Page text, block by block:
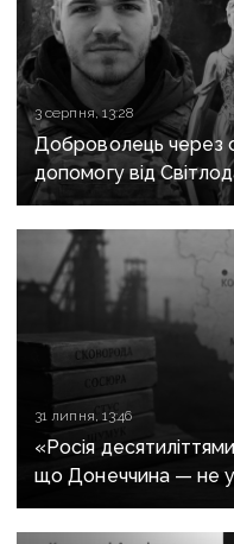
3 серпня, 13:28
Доброволець через
допомогу від
руйнує довіру до
31 липня, 13:46
«Росія
що Донеччина — не
історію регіону